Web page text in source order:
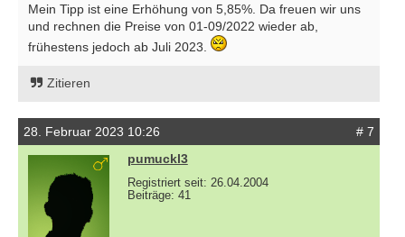
Mein Tipp ist eine Erhöhung von 5,85%. Da freuen wir uns
und rechnen die Preise von 01-09/2022 wieder ab,
frühestens jedoch ab Juli 2023.
Zitieren
28. Februar 2023 10:26
# 7
pumuckl3
Registriert seit: 26.04.2004
Beiträge: 41